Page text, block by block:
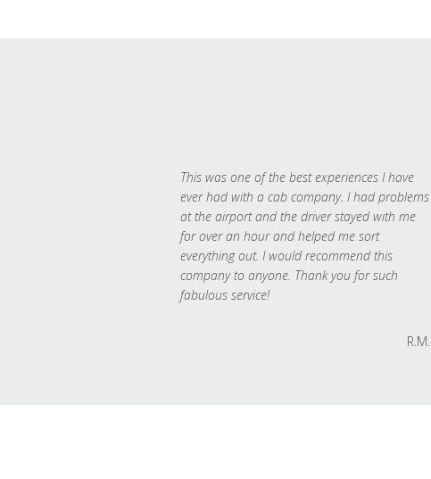
This was one of the best experiences I have
ever had with a cab company. I had problems
at the airport and the driver stayed with me
for over an hour and helped me sort
everything out. I would recommend this
company to anyone. Thank you for such
fabulous service!
R.M.